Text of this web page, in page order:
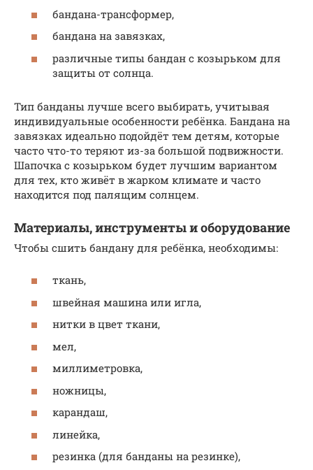
бандана-трансформер,
бандана на завязках,
различные типы бандан с козырьком для
защиты от солнца.
Тип банданы лучше всего выбирать, учитывая
индивидуальные особенности ребёнка. Бандана на
завязках идеально подойдёт тем детям, которые
часто что-то теряют из-за большой подвижности.
Шапочка с козырьком будет лучшим вариантом
для тех, кто живёт в жарком климате и часто
находится под палящим солнцем.
Материалы, инструменты и оборудование
Чтобы сшить бандану для ребёнка, необходимы:
ткань,
швейная машина или игла,
нитки в цвет ткани,
мел,
миллиметровка,
ножницы,
карандаш,
линейка,
резинка (для банданы на резинке),